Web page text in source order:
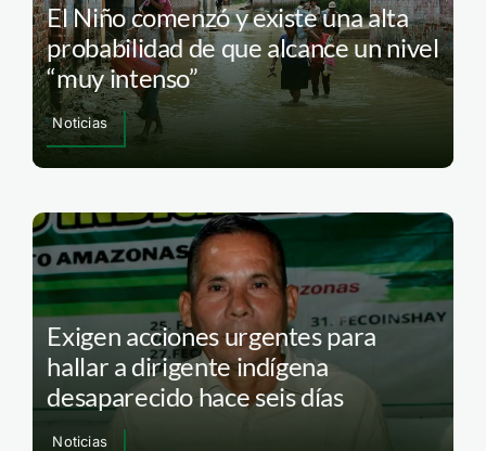
El Niño comenzó y existe una alta
probabilidad de que alcance un nivel
“muy intenso”
Noticias
Exigen acciones urgentes para
hallar a dirigente indígena
desaparecido hace seis días
Noticias